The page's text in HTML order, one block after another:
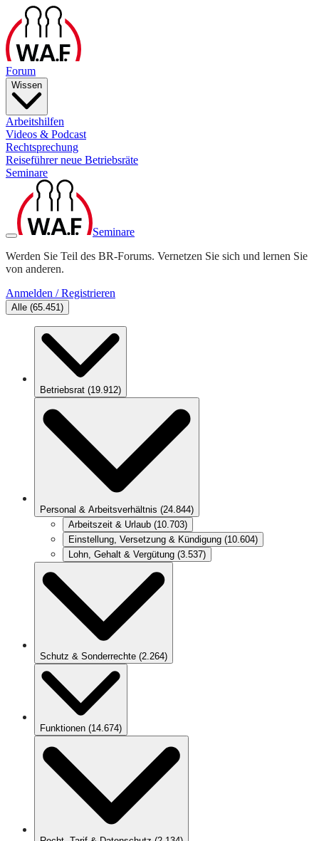
Forum
Wissen
Arbeitshilfen
Videos & Podcast
Rechtsprechung
Reiseführer neue Betriebsräte
Seminare
Seminare
Werden Sie Teil des BR-Forums. Vernetzen Sie sich und lernen Sie
von anderen.
Anmelden / Registrieren
Alle (65.451)
Betriebsrat (19.912)
Personal & Arbeitsverhältnis (24.844)
Arbeitszeit & Urlaub (10.703)
Einstellung, Versetzung & Kündigung (10.604)
Lohn, Gehalt & Vergütung (3.537)
Schutz & Sonderrechte (2.264)
Funktionen (14.674)